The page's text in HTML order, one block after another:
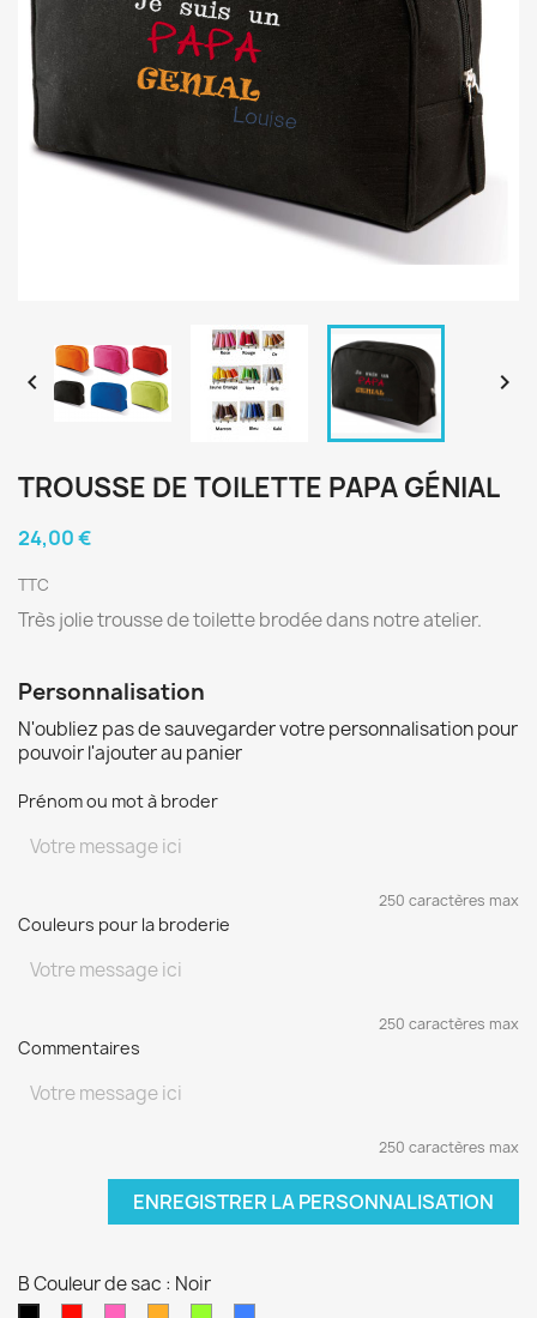
 
TROUSSE DE TOILETTE PAPA GÉNIAL
24,00 €
TTC
Très jolie trousse de toilette brodée dans notre atelier.
Personnalisation
N'oubliez pas de sauvegarder votre personnalisation pour
pouvoir l'ajouter au panier
Prénom ou mot à broder
250 caractères max
Couleurs pour la broderie
250 caractères max
Commentaires
250 caractères max
ENREGISTRER LA PERSONNALISATION
B Couleur de sac : Noir